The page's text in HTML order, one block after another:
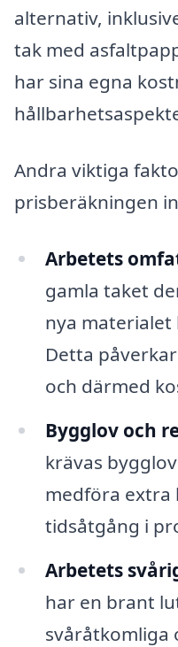
alternativ,
tak med
har sina egna
Andra viktiga
prisberäkningen
Arbetets
gamla taket
nya materialet
Detta
och därmed
Bygglov och
krävas
medföra extra
tidsåtgång i
Arbetets
har en brant
svåråtkomliga